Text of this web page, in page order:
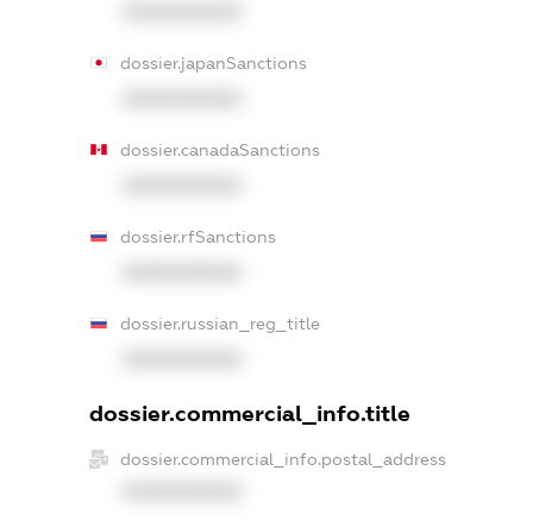
dossier.japanSanctions
dossier.canadaSanctions
dossier.rfSanctions
dossier.russian_reg_title
dossier.commercial_info.title
dossier.commercial_info.postal_address